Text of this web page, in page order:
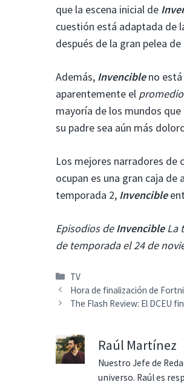
que la escena inicial de
cuestión está adaptada de
después de la gran pelea
Además, Invencibleno está
aparentemente el promedio
mayoría de los mundos
su padre sea aún más
Los mejores narradores de
ocupan es una gran caja
temporada 2, Invencible
Episodios deInvencibleLa
de temporada el 24 de
Categorías
TV
Hora de finalización de
The Flash Review: El DCEU
Raúl Martínez
Nuestro Jefe de
universo. Raúl es